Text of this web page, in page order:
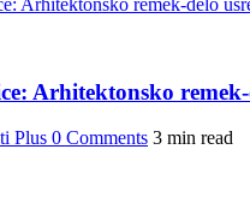
Arhitektonsko
Plus 0 Comments 3 min read